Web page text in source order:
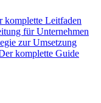
komplette Leitfaden
für Unternehmen
zur Umsetzung
komplette Guide